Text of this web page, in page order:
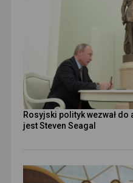
Rosyjski polityk wezwał do
jest Steven Seagal